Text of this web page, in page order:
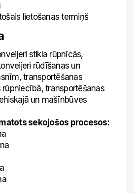
lietošanas termiņš
stikla rūpnīcās,
rūdīšanas un
transportēšanas
rūpniecībā, transportēšanas
un mašīnbūves
sekojošos procesos: